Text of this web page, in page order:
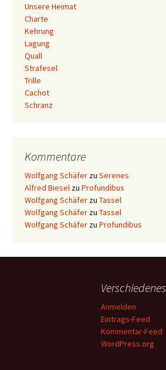
Unsere Heimat
Charte
Kehrung
Lagung
Quall
Strafesel
Trille
Cachot
Schranz
Kommentare
Wolfgang Schäfer zu Serenes
Alfred Biesel zu Profundibus
Wolfgang Schäfer zu Tassel
Wolfgang Schäfer zu Tassel
Wolfgang Schäfer zu Profundibus
Verschiedenes
Anmelden
Eintrags-Feed
Kommentar-Feed
WordPress.org